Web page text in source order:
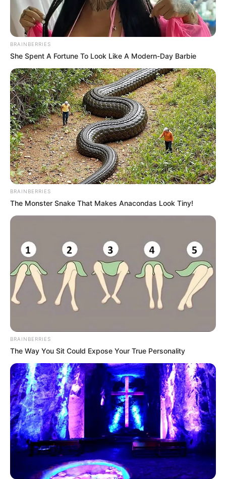
Turf Jeu Simple
LOTERIES INTERNATIONALES
MONETISATION
BRAINBERRIES
She Spent A Fortune To Look Like A Modern-Day Barbie
BRAINBERRIES
The Monster Snake That Makes Anacondas Look Tiny!
BRAINBERRIES
The Way You Sit Could Expose Your True Personality